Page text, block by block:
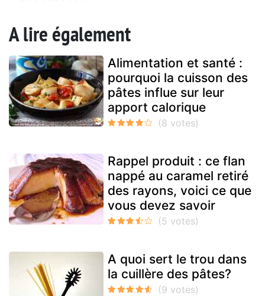
A lire également
Alimentation et santé :
pourquoi la cuisson des
pâtes influe sur leur
apport calorique
Rappel produit : ce flan
nappé au caramel retiré
des rayons, voici ce que
vous devez savoir
A quoi sert le trou dans
la cuillère des pâtes?